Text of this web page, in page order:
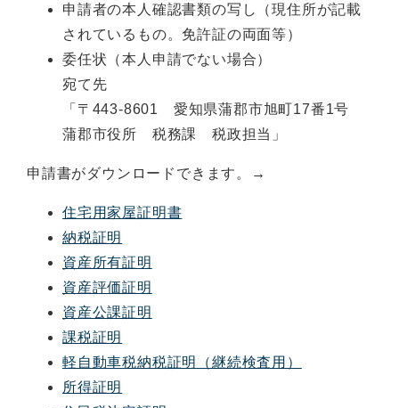
申請者の本人確認書類の写し（現住所が記載
されているもの。免許証の両面等）
委任状（本人申請でない場合）
宛て先
「〒443-8601 愛知県蒲郡市旭町17番1号
蒲郡市役所 税務課 税政担当」
申請書がダウンロードできます。→
住宅用家屋証明書
納税証明
資産所有証明
資産評価証明
資産公課証明
課税証明
軽自動車税納税証明（継続検査用）
所得証明